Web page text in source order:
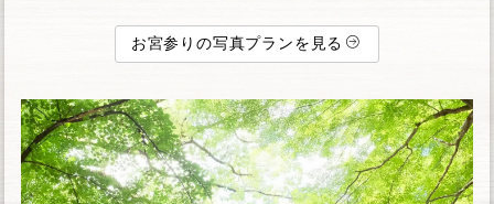
お宮参りの写真プランを見る